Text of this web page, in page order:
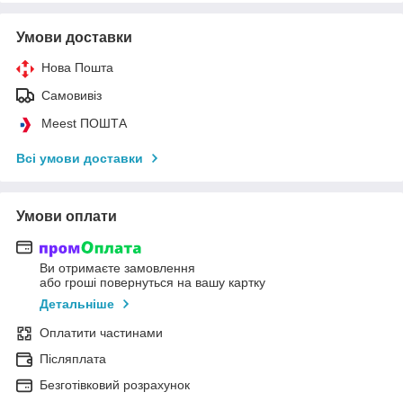
Умови доставки
Нова Пошта
Самовивіз
Meest ПОШТА
Всі умови доставки
Умови оплати
Ви отримаєте замовлення
або гроші повернуться на вашу картку
Детальніше
Оплатити частинами
Післяплата
Безготівковий розрахунок